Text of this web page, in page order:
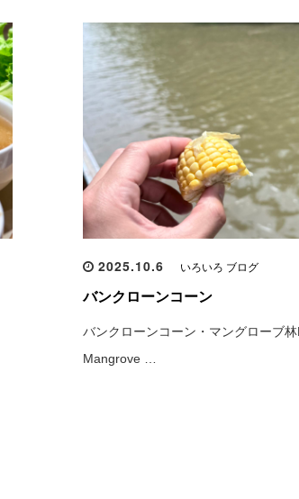
2025.10.6 いろいろ ブログ
バンクローンコーン
バンクローンコーン・マングローブ
Mangrove …